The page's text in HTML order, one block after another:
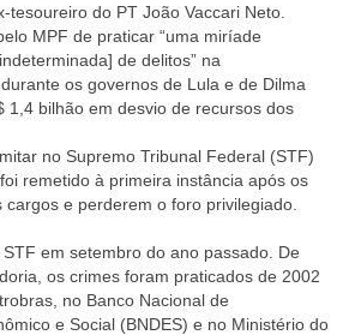
tesoureiro do PT João Vaccari Neto.
MPF de praticar “uma miríade
de delitos” na
os governos de Lula e de Dilma
1,4 bilhão em desvio de recursos dos
no Supremo Tribunal Federal (STF)
remetido à primeira instância após os
e perderem o foro privilegiado.
em setembro do ano passado. De
os crimes foram praticados de 2002
no Banco Nacional de
e Social (BNDES) e no Ministério do